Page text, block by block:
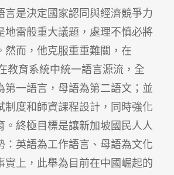
言是決定國家認同與經濟競爭力
地雷般重大議題，處理不慎必將
然而，他克服重重難關，在
教育系統中統一語言源流，全
第一語言，母語為第二語文；並
制度和師資課程設計，同時強化
。終極目標是讓新加坡國民人人
：英語為工作語言、母語為文化
實上，此舉為目前在中國崛起的